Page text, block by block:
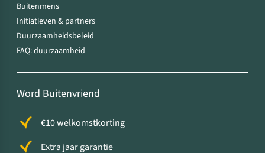
Buitenmens
Initiatieven & partners
Duurzaamheidsbeleid
FAQ: duurzaamheid
Word Buitenvriend
€10 welkomstkorting
Extra jaar garantie